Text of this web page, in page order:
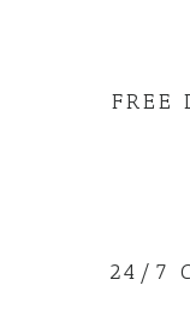
FREE
24/7